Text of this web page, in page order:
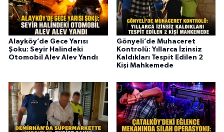
Alayköy’de Gece Yarısı
Şoku: Seyir Halindeki
Otomobil Alev Alev Yandı
Gönyeli’de Muhaceret
Kontrolü: Yıllarca İzinsiz
Kaldıkları Tespit Edilen 2
Kişi Mahkemede